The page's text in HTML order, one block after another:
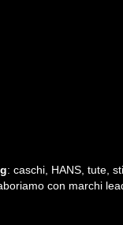
: caschi, HANS, tute,
con marchi